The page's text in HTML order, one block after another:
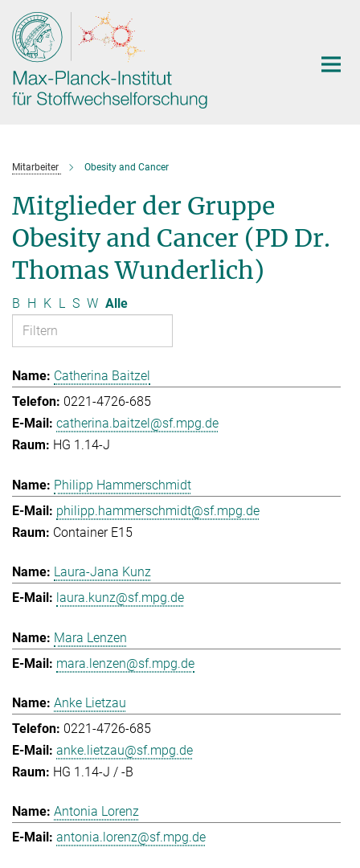
Hauptinhalt
Mitarbeiter Obesity and Cancer
Mitglieder der Gruppe
Obesity and Cancer (PD Dr.
Thomas Wunderlich)
B H K L S W Alle
Catherina Baitzel
0221-4726-685
catherina.baitzel@sf.mpg.de
HG 1.14-J
Philipp Hammerschmidt
philipp.hammerschmidt@sf.mpg.de
Container E15
Laura-Jana Kunz
laura.kunz@sf.mpg.de
Mara Lenzen
mara.lenzen@sf.mpg.de
Anke Lietzau
0221-4726-685
anke.lietzau@sf.mpg.de
HG 1.14-J / -B
Antonia Lorenz
antonia.lorenz@sf.mpg.de